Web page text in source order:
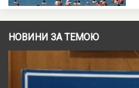
НОВИНИ ЗА ТЕМОЮ